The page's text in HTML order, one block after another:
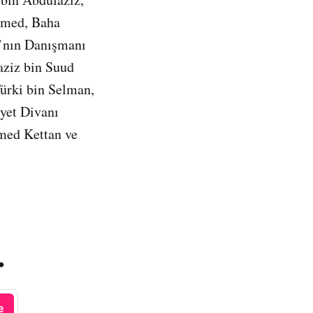
Baha
Danışmanı
bin Suud
bin Selman,
Divanı
Kettan ve